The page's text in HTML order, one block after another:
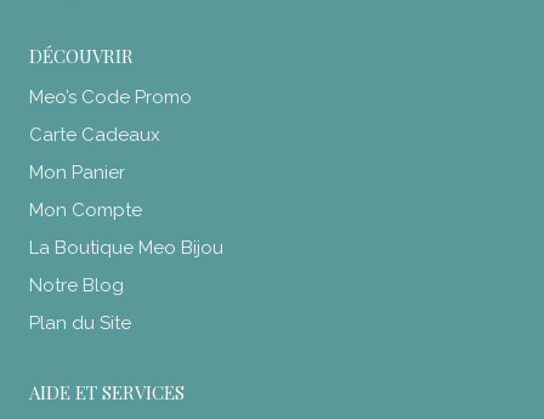
DÉCOUVRIR
Meo’s Code Promo
Carte Cadeaux
Mon Panier
Mon Compte
La Boutique Meo Bijou
Notre Blog
Plan du Site
AIDE ET SERVICES